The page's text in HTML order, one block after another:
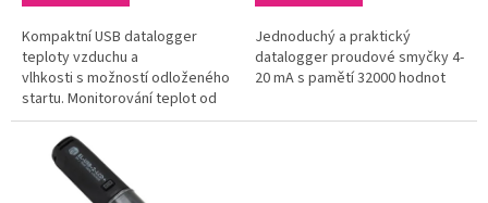
Kompaktní USB datalogger
teploty vzduchu a
vlhkosti s možností odloženého
startu. Monitorování teplot od
-35 do +80°C a relativní vlhkosti
vzduchu
Jednoduchý a praktický
datalogger proudové smyčky 4-
20 mA s pamětí 32000 hodnot